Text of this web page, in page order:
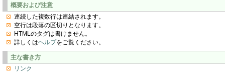
概要および注意
連続した複数行は連結されます。
空行は段落の区切りとなります。
HTMLのタグは書けません。
詳しくはヘルプをご覧ください。
主な書き方
リンク